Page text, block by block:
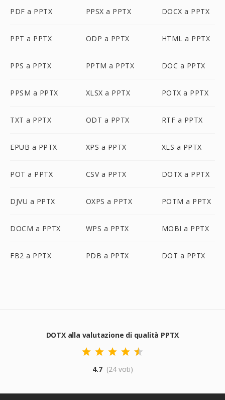
PDF a PPTX PPSX a PPTX DOCX a PPTX
PPT a PPTX ODP a PPTX HTML a PPTX
PPS a PPTX PPTM a PPTX DOC a PPTX
PPSM a PPTX XLSX a PPTX POTX a PPTX
TXT a PPTX ODT a PPTX RTF a PPTX
EPUB a PPTX XPS a PPTX XLS a PPTX
POT a PPTX CSV a PPTX DOTX a PPTX
DJVU a PPTX OXPS a PPTX POTM a PPTX
DOCM a PPTX WPS a PPTX MOBI a PPTX
FB2 a PPTX PDB a PPTX DOT a PPTX
DOTX alla valutazione di qualità PPTX
4.7 (24 voti)